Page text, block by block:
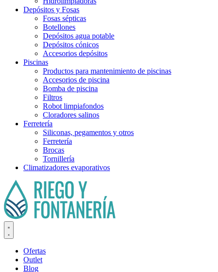
Depósitos y Fosas
Fosas sépticas
Botellones
Depósitos agua potable
Depósitos cónicos
Accesorios depósitos
Piscinas
Productos para mantenimiento de piscinas
Accesorios de piscina
Bomba de piscina
Filtros
Robot limpiafondos
Cloradores salinos
Ferretería
Siliconas, pegamentos y otros
Ferretería
Brocas
Tornillería
Climatizadores evaporativos
Ofertas
Outlet
Blog